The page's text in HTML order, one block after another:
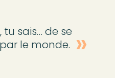
tu sais… de se
le monde.